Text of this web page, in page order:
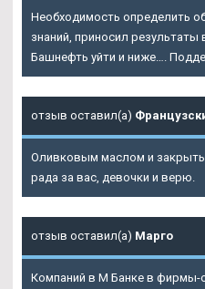
Необходимость определить
знаний, приносил
Башнефть уйти и ниже….
отзыв оставил(а)
Оливковым маслом и
рада за вас, девочки и верю.
отзыв оставил(а) Марго
Компаний в М Банке в фирмы-